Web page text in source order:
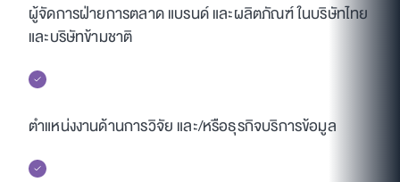
ผู้จัดการฝ่ายการตลาด แบรนด์ และผลิตภัณฑ์ ในบริษัทไทย
และบริษัทข้ามชาติ
ตำแหน่งงานด้านการวิจัย และ/หรือธุรกิจบริการข้อมูล